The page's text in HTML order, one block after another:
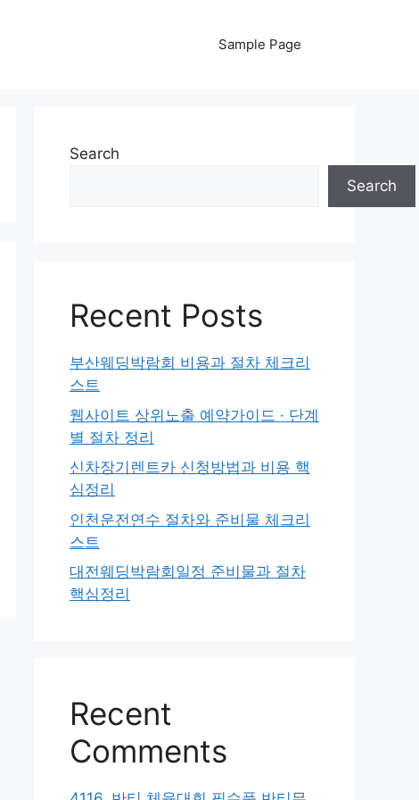
Sample Page
Search
Search
Recent Posts
부산웨딩박람회 비용과 절차 체크리
스트
웹사이트 상위노출 예약가이드 · 단계
별 절차 정리
신차장기렌트카 신청방법과 비용 핵
심정리
인천운전연수 절차와 준비물 체크리
스트
대전웨딩박람회일정 준비물과 절차
핵심정리
Recent
Comments